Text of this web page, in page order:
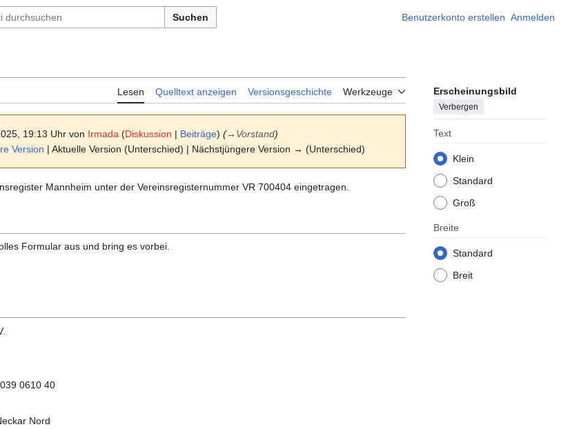
Suchen Benutzerkonto erstellen Anmelden
Lesen Quelltext anzeigen Versionsgeschichte Werkzeuge Erscheinungsbild
Verbergen
Text
Klein
Standard
Groß
Breite
Standard
Breit
19:13 Uhr von Irmada (Diskussion | Beiträge) (→ Vorstand)
Version | Aktuelle Version (Unterschied) | Nächstjüngere Version → (Unterschied)
Mannheim unter der Vereinsregisternummer VR 700404 eingetragen.
Formular aus und bring es vorbei.
0610 40
Nord